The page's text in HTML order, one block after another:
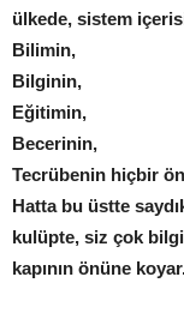
ülkede, sistem
Bilimin,
Bilginin,
Eğitimin,
Becerinin,
Tecrübenin hiçbir
Hatta bu üstte
kulüpte, siz çok
kapının önüne